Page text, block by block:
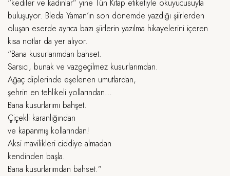
“kediler ve kadınlar” yine Tün Kitap etiketiyle okuyucusuyla
buluşuyor. Bleda Yaman’ın son dönemde yazdığı şiirlerden
oluşan eserde ayrıca bazı şiirlerin yazılma hikayelerini içeren
kısa notlar da yer alıyor.
“Bana kusurlarımdan bahset.
Sarsıcı, bunak ve vazgeçilmez kusurlarımdan.
Ağaç diplerinde eşelenen umutlardan,
şehrin en tehlikeli yollarından…
Bana kusurlarımı bahşet.
Çiçekli karanlığından
ve kapanmış kollarından!
Aksi mavilikleri ciddiye almadan
kendinden başla.
Bana kusurlarımdan bahset.”